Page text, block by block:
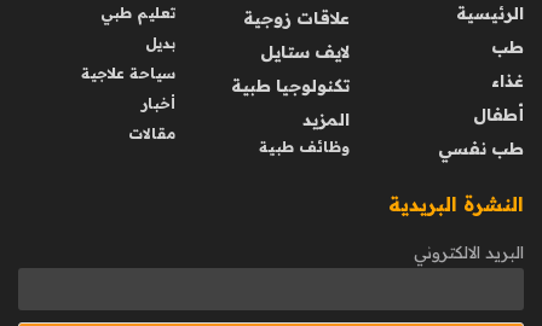
الرئيسية
طب
غذاء
أطفال
طب نفسي
علاقات زوجية
لايف ستايل
تكنولوجيا طبية
المزيد
وظائف طبية
تعليم طبي
بديل
سياحة علاجية
أخبار
مقالات
النشرة البريدية
البريد الالكتروني